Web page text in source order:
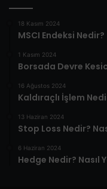
18 Kasım 2024
MSCI Endeksi Nedir?
1 Kasım 2024
Borsada Devre
16 Ağustos 2024
Kaldıraçlı İşlem
13 Haziran 2024
Stop Loss Nedir?
6 Haziran 2024
Hedge Nedir? Nasıl